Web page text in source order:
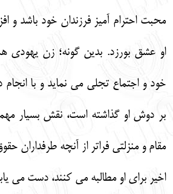
محبت احترام آميز فرزندان خود باشد و
او عشق بورزد. بدين گونه؛ زن يهودي
خود و اجتماع تجلي مي نمايد و با انجام
بر دوش او گذاشته است، نقش بسيار
مقام و منزلتي فراتر از آنچه طرفداران
اخير براي او مطالبه مي كنند، دست مي